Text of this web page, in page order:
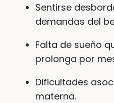
Sentirse
demandas del
Falta de sueño
prolonga por
Dificultades
materna.